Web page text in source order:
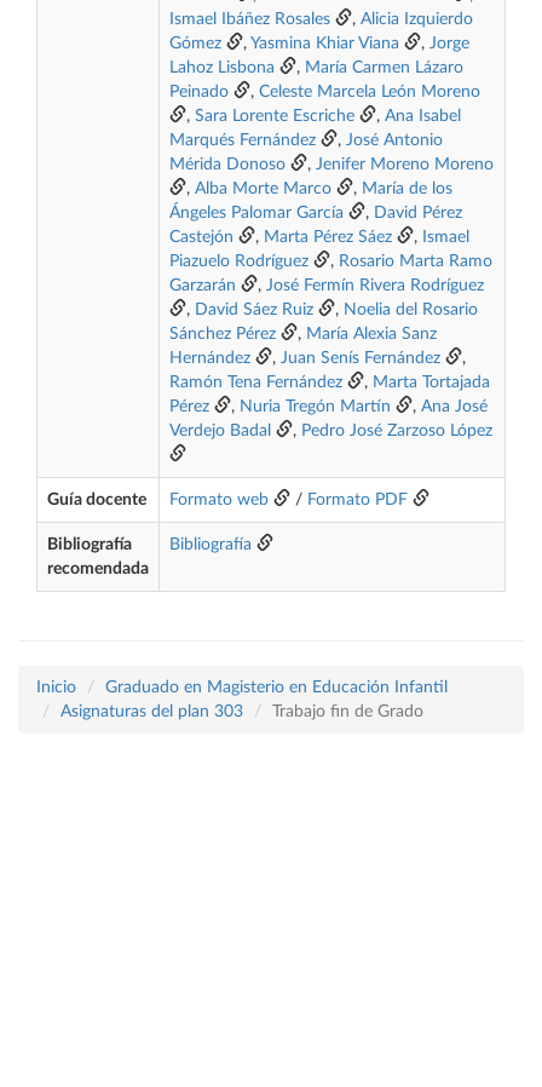
Ismael Ibáñez Rosales
, Alicia Izquierdo
Gómez
, Yasmina Khiar Viana , Jorge
Lahoz Lisbona
, María Carmen Lázaro
Peinado
, Celeste Marcela León Moreno
, Sara Lorente Escriche , Ana Isabel
Marqués Fernández
, José Antonio
Mérida Donoso
, Jenifer Moreno Moreno
, Alba Morte Marco , María de los
Ángeles Palomar García
, David Pérez
Castejón
, Marta Pérez Sáez , Ismael
Piazuelo Rodríguez
, Rosario Marta Ramo
Garzarán
, José Fermín Rivera Rodríguez
, David Sáez Ruiz , Noelia del Rosario
Sánchez Pérez
, María Alexia Sanz
Hernández
, Juan Senís Fernández
,
Ramón Tena Fernández
, Marta Tortajada
Pérez
, Nuria Tregón Martín , Ana José
Verdejo Badal
, Pedro José Zarzoso López
Guía docente Formato web / Formato PDF
Bibliografía
recomendada
Bibliografía
Inicio
Graduado en Magisterio en Educación Infantil
Asignaturas del plan 303
Trabajo fin de Grado